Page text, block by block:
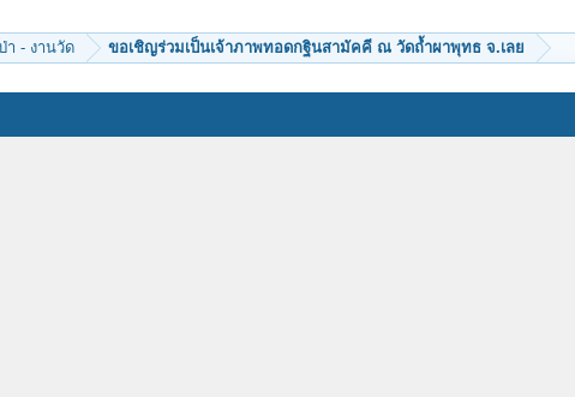
า - งานวัด ขอเชิญร่วมเป็นเจ้าภาพทอดกฐินสามัคคี ณ วัดถ้ำผาพุทธ จ.เลย